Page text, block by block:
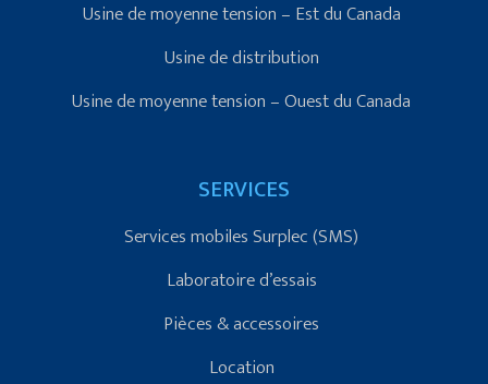
Usine de moyenne tension – Est du Canada
Usine de distribution
Usine de moyenne tension – Ouest du Canada
SERVICES
Services mobiles Surplec (SMS)
Laboratoire d’essais
Pièces & accessoires
Location